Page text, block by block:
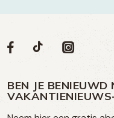
Volg
op
Social
Volg
op
Facebook
Volg
op
TikTok
Volg
op
BEN JE BENIEUWD